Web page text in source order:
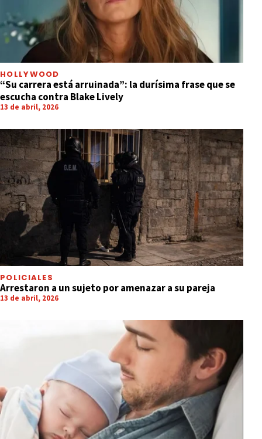
HOLLYWOOD
“Su carrera está arruinada”: la durísima frase que se
escucha contra Blake Lively
13 de abril, 2026
POLICIALES
Arrestaron a un sujeto por amenazar a su pareja
13 de abril, 2026